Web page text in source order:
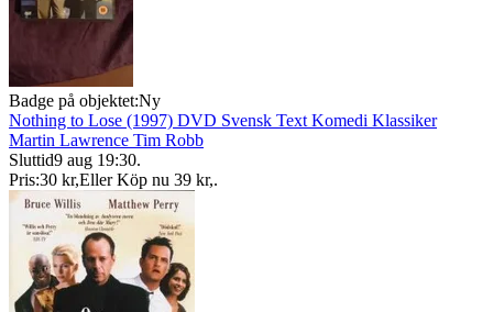
Badge på objektet:Ny
Nothing to Lose (1997) DVD Svensk Text Komedi Klassiker
Martin Lawrence Tim Robb
Sluttid9 aug 19:30.
Pris:30 kr,Eller Köp nu 39 kr,.